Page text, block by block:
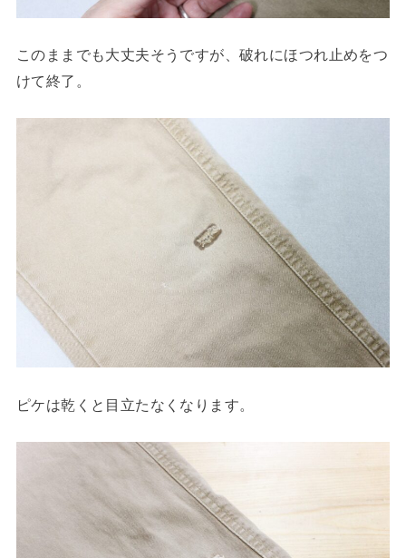
このままでも大丈夫そうですが、破れにほつれ止めをつ
けて終了。
ピケは乾くと目立たなくなります。